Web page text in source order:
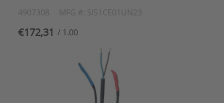
4907308 MFG #: SI51CE01UN23
€172,31 / 1.00